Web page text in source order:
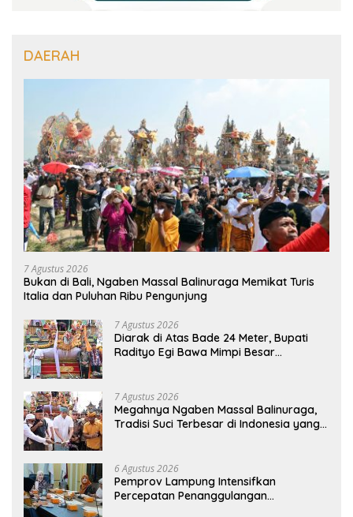
DAERAH
7 Agustus 2026
Bukan di Bali, Ngaben Massal Balinuraga Memikat Turis
Italia dan Puluhan Ribu Pengunjung
7 Agustus 2026
Diarak di Atas Bade 24 Meter, Bupati
Radityo Egi Bawa Mimpi Besar
7 Agustus 2026
Megahnya Ngaben Massal Balinuraga,
Tradisi Suci Terbesar di Indonesia yang
6 Agustus 2026
Pemprov Lampung Intensifkan
Percepatan Penanggulangan